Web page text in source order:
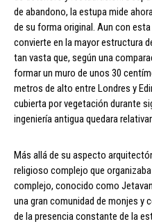
de abandono, la estupa mide
de su forma original. Aun con
convierte en la mayor estructura
tan vasta que, según una
formar un muro de unos 30
metros de alto entre Londres y
cubierta por vegetación durante
ingeniería antigua quedara
Más allá de su aspecto
religioso complejo que
complejo, conocido como
una gran comunidad de monjes y
de la presencia constante de la